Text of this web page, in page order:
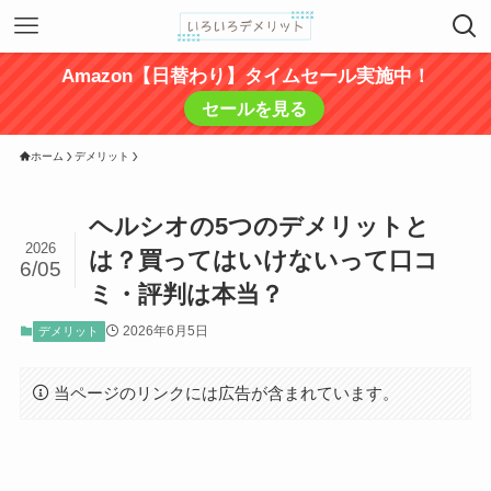
Amazon【日替わり】タイムセール実施中！
セールを見る
ホーム デメリット
ヘルシオの5つのデメリットと
は？買ってはいけないって口コ
ミ・評判は本当？
2026
6/05
デメリット 2026年6月5日
当ページのリンクには広告が含まれています。